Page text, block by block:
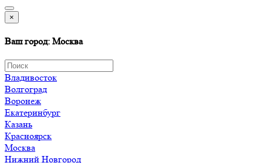
×
Ваш город: Москва
Владивосток
Волгоград
Воронеж
Екатеринбург
Казань
Красноярск
Москва
Нижний Новгород